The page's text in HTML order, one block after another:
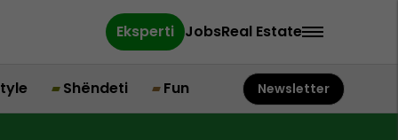
Eksperti JobsReal Estate
Shëndeti Fun Newsletter